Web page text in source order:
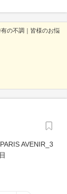
の不調｜皆様のお悩